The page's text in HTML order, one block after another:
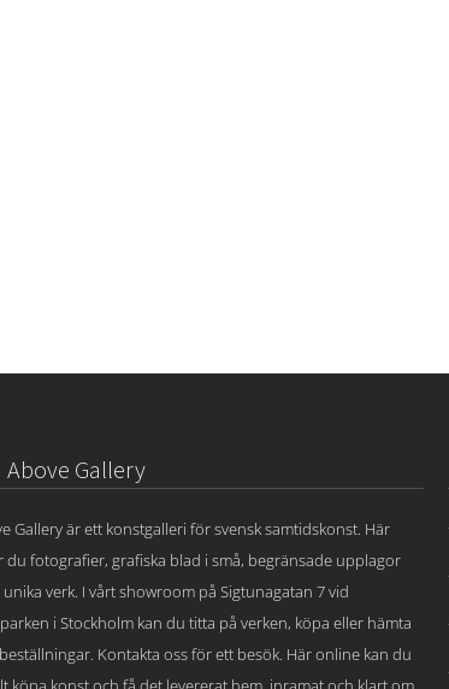
Above Gallery
Gallery är ett konstgalleri för svensk samtidskonst. Här
du fotografier, grafiska blad i små, begränsade upplagor
unika verk. I vårt showroom på Sigtunagatan 7 vid
i Stockholm kan du titta på verken, köpa eller hämta
Kontakta oss för ett besök. Här online kan du